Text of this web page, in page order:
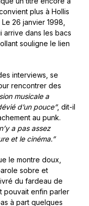
plus à Hollis
26 janvier 1998,
arrive dans les bacs
souligne le lien
interviews, se
rencontrer des
musicale a
d’un pouce”, dit-il
au punk.
a pas assez
et le cinéma.”
le montre doux,
sobre et
du fardeau de
pouvait enfin parler
à part quelques